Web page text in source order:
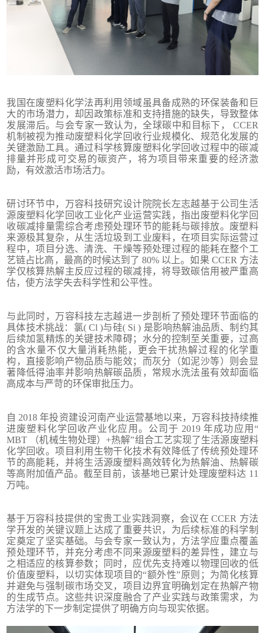
我国在废塑料化学法再利用领域虽具备成熟的环保装备和巨
大的市场潜力，却因政策标准和支持措施的缺失，导致整体
发展滞后。与会专家一致认为，全球碳中和目标下， CCER
机制被视为推动废塑料化学回收行业规模化、规范化发展的
关键激励工具。通过科学核算废塑料化学回收过程中的碳减
排量并形成可交易的碳资产，将为项目带来重要的经济激
励，有效激活市场活力。
研讨环节中，万容科技研究设计院院长左志越基于公司生活
源废塑料化学回收工业化产业运营实践，指出废塑料化学回
收碳减排量需综合考虑预处理环节的能耗与碳排放。废塑料
来源极其复杂，从生活垃圾到工业废料，在项目实际运营过
程中，项目分选、清洗、干燥等预处理过程的能耗在整个工
艺链占比高，最高的时候达到了 80% 以上。如果 CCER 方法
学仅核算热解主反应过程的碳减排，将导致碳信用被严重高
估，使方法学失去科学性和公平性。
与此同时，万容科技左志越进一步剖析了预处理环节面临的
具体技术挑战：氯( Cl )与硅( Si ) 是影响热解油品质、制约其
后续加氢精炼的关键技术障碍；水分的控制至关重要，过高
的含水量不仅大量消耗热能，更会干扰热解过程的化学重
构，直接影响产物品质与能效；而灰分（如泥沙等）则会显
著降低得油率并影响热解碳品质，常规水洗法虽有效却面临
高成本与严苛的环保审批压力。
自 2018 年投资建设河南产业运营基地以来，万容科技持续推
进废塑料化学回收产业化应用。公司于 2019 年成功应用“
MBT （机械生物处理）+热解”组合工艺实现了生活源废塑料
化学回收。项目利用生物干化技术有效降低了传统预处理环
节的高能耗，并将生活源废塑料高效转化为热解油、热解碳
等高附加值产品。截至目前，该基地已累计处理废塑料达 11
万吨。
基于万容科技提供的宝贵工业实践洞察，会议在 CCER 方法
学开发的关键议题上达成了重要共识，为后续标准的科学制
定奠定了坚实基础。与会专家一致认为，方法学应重点覆盖
预处理环节，并充分考虑不同来源废塑料的差异性，建立与
之相适应的核算参数；同时，应优先支持难以物理回收的低
价值废塑料，以切实体现项目的“额外性”原则；为简化核算
并避免与强制碳市场交叉，项目边界宜明确划定在热解产物
的生成节点。这些共识深度融合了产业实践与政策需求，为
方法学的下一步制定提供了明确方向与现实依据。